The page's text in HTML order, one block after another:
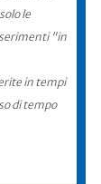
le
"in
in tempi
di tempo